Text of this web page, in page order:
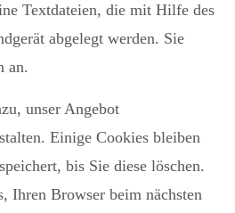
Textdateien, die mit Hilfe des
abgelegt werden. Sie
an.
unser Angebot
Einige Cookies bleiben
bis Sie diese löschen.
Ihren Browser beim nächsten